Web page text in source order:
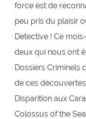
force est de
peu pris du plaisir
Detective ! Ce
deux qui nous ont
Dossiers Criminels
de ces
Disparition aux
Colossus of the